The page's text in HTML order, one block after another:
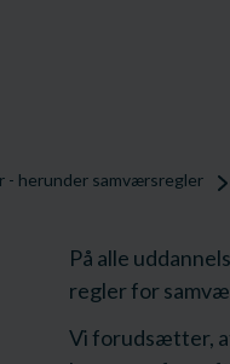
- herunder samværsregler
På alle
regler for
Vi forudsætter,